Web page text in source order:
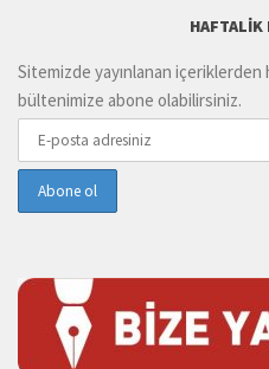
HAFTALIK
Sitemizde yayınlanan içeriklerden
bültenimize abone olabilirsiniz.